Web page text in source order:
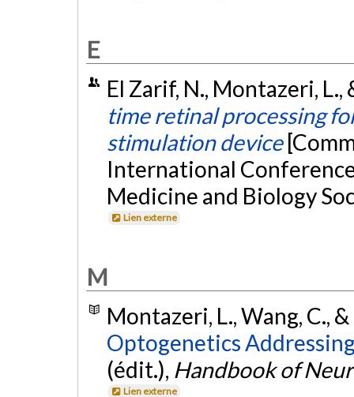
E
El Zarif, N., Montazeri,
time retinal processing
stimulation device
International
Medicine and Biology
Lien externe
M
Montazeri, L., Wang, C.,
Optogenetics
(édit.), Handbook of
Lien externe